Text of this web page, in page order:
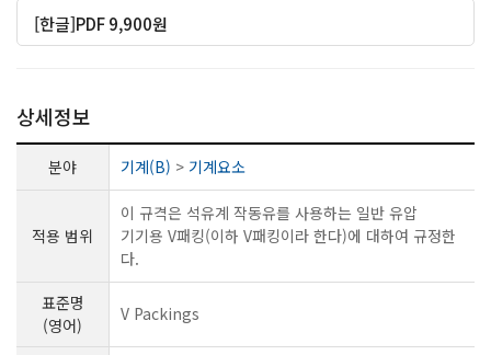
[한글]PDF 9,900원
상세정보
분야 기계(B) > 기계요소
적용 범위
이 규격은 석유계 작동유를 사용하는 일반 유압
기기용 V패킹(이하 V패킹이라 한다)에 대하여 규정한
다.
표준명
(영어)
V Packings